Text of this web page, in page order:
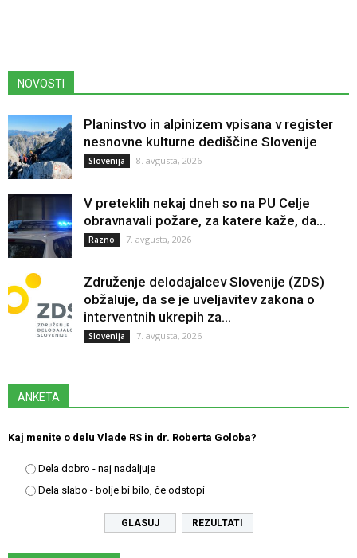
NOVOSTI
Planinstvo in alpinizem vpisana v register
nesnovne kulturne dediščine Slovenije
Slovenija 8. avgusta, 2026
V preteklih nekaj dneh so na PU Celje
obravnavali požare, za katere kaže, da...
Razno 7. avgusta, 2026
Združenje delodajalcev Slovenije (ZDS)
obžaluje, da se je uveljavitev zakona o
interventnih ukrepih za...
Slovenija 7. avgusta, 2026
ANKETA
Kaj menite o delu Vlade RS in dr. Roberta Goloba?
Dela dobro - naj nadaljuje
Dela slabo - bolje bi bilo, če odstopi
REZULTATI